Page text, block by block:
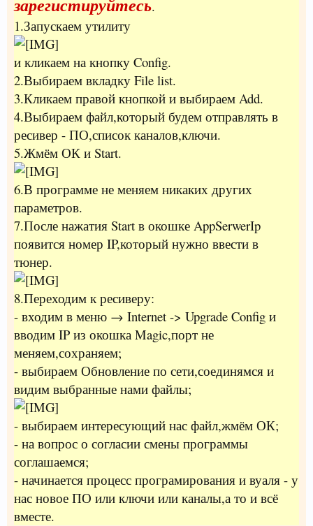
зарегистируйтесь.
1.Запускаем утилиту
и кликаем на кнопку Config.
2.Выбираем вкладку File list.
3.Кликаем правой кнопкой и выбираем Add.
4.Выбираем файл,который будем отправлять в
ресивер - ПО,список каналов,ключи.
5.Жмём ОК и Start.
6.В программе не меняем никаких других
параметров.
7.После нажатия Start в окошке AppSerwerIp
появится номер IP,который нужно ввести в
тюнер.
8.Переходим к ресиверу:
- входим в меню → Internet -> Upgrade Config и
вводим IP из окошка Magic,порт не
меняем,сохраняем;
- выбираем Обновление по сети,соединямся и
видим выбранные нами файлы;
- выбираем интересующий нас файл,жмём ОК;
- на вопрос о согласии смены программы
соглашаемся;
- начинается процесс програмирования и вуаля - у
нас новое ПО или ключи или каналы,а то и всё
вместе.